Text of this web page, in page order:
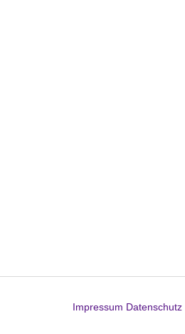
Impressum Datenschutz